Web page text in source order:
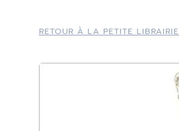
RETOUR À LA PETITE LIBRAIRIE